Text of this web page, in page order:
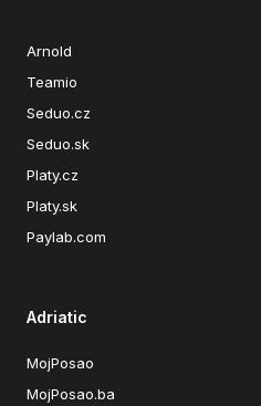
Arnold
Teamio
Seduo.cz
Seduo.sk
Platy.cz
Platy.sk
Paylab.com
Adriatic
MojPosao
MojPosao.ba